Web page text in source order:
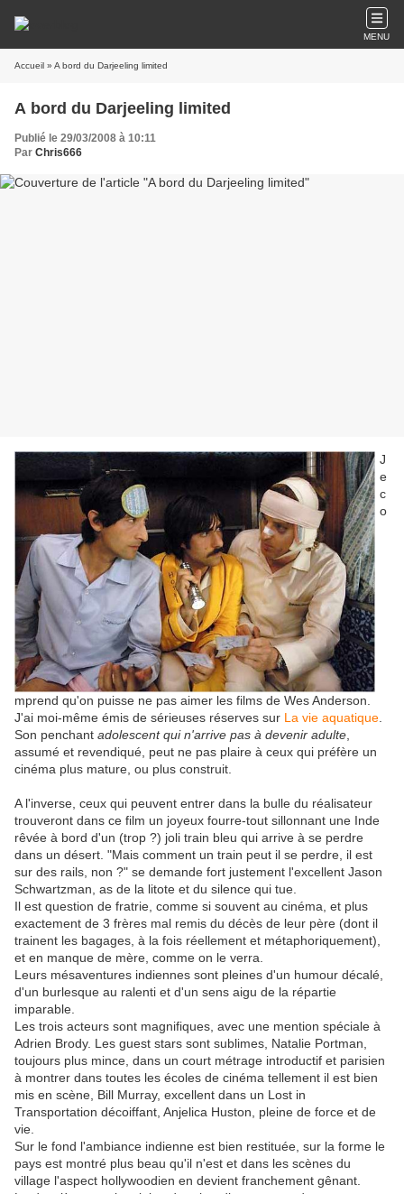
MENU
Accueil » A bord du Darjeeling limited
A bord du Darjeeling limited
Publié le 29/03/2008 à 10:11
Par Chris666
J
e
c
o
mprend qu'on puisse ne pas aimer les films de Wes Anderson.
J'ai moi-même émis de sérieuses réserves sur La vie aquatique
Son penchant adolescent qui n'arrive pas à devenir adulte
assumé et revendiqué, peut ne pas plaire à ceux qui préfère un
cinéma plus mature, ou plus construit.
A l'inverse, ceux qui peuvent entrer dans la bulle du réalisateur
trouveront dans ce film un joyeux fourre-tout sillonnant une Inde
rêvée à bord d'un (trop ?) joli train bleu qui arrive à se perdre
dans un désert. "Mais comment un train peut il se perdre, il est
sur des rails, non ?" se demande fort justement l'excellent Jason
Schwartzman, as de la litote et du silence qui tue.
Il est question de fratrie, comme si souvent au cinéma, et plus
exactement de 3 frères mal remis du décès de leur père (dont il
trainent les bagages, à la fois réellement et métaphoriquement),
et en manque de mère, comme on le verra.
Leurs mésaventures indiennes sont pleines d'un humour décalé,
d'un burlesque au ralenti et d'un sens aigu de la répartie
imparable.
Les trois acteurs sont magnifiques, avec une mention spéciale à
Adrien Brody. Les guest stars sont sublimes, Natalie Portman,
toujours plus mince, dans un court métrage introductif et parisien
à montrer dans toutes les écoles de cinéma tellement il est bien
mis en scène, Bill Murray, excellent dans un Lost in
Transportation décoiffant, Anjelica Huston, pleine de force et de
vie.
Sur le fond l'ambiance indienne est bien restituée, sur la forme le
pays est montré plus beau qu'il n'est et dans les scènes du
village l'aspect hollywoodien en devient franchement gênant.